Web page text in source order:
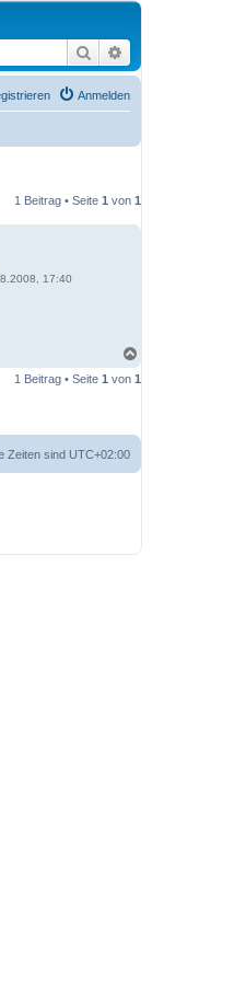
Suche
Anmelden
1 Beitrag • Seite 1 von 1
17:40
c
e
1 Beitrag • Seite 1 von 1
Zeiten sind UTC+02:00